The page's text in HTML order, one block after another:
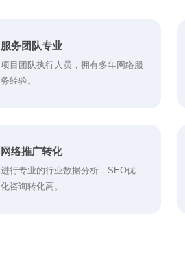
服务团队专业
项目团队执行人员，拥有多年网络服
务经验。
网络推广转化
进行专业的行业数据分析，SEO优
化咨询转化高。